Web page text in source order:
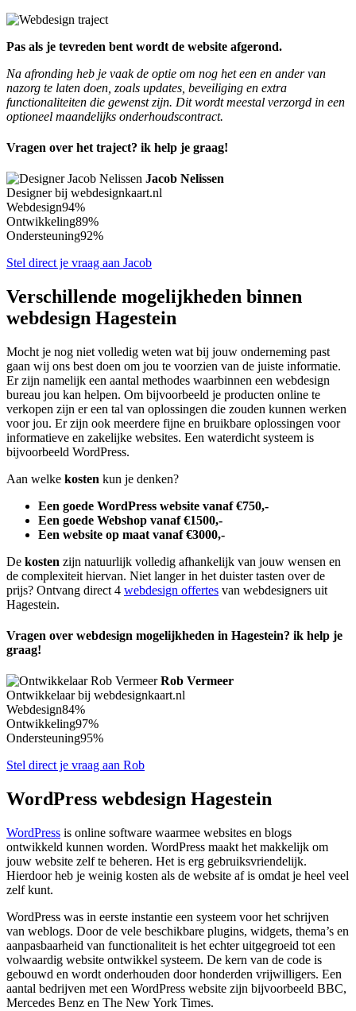
Pas als je tevreden bent wordt de website afgerond.
Na afronding heb je vaak de optie om nog het een en ander van
nazorg te laten doen, zoals updates, beveiliging en extra
functionaliteiten die gewenst zijn. Dit wordt meestal verzorgd in een
optioneel maandelijks onderhoudscontract.
Vragen over het traject? ik help je graag!
Jacob Nelissen
Designer bij webdesignkaart.nl
Webdesign94%
Ontwikkeling89%
Ondersteuning92%
Stel direct je vraag aan Jacob
Verschillende mogelijkheden binnen
webdesign Hagestein
Mocht je nog niet volledig weten wat bij jouw onderneming past
gaan wij ons best doen om jou te voorzien van de juiste informatie.
Er zijn namelijk een aantal methodes waarbinnen een webdesign
bureau jou kan helpen. Om bijvoorbeeld je producten online te
verkopen zijn er een tal van oplossingen die zouden kunnen werken
voor jou. Er zijn ook meerdere fijne en bruikbare oplossingen voor
informatieve en zakelijke websites. Een waterdicht systeem is
bijvoorbeeld WordPress.
Aan welke kosten kun je denken?
Een goede WordPress website vanaf €750,-
Een goede Webshop vanaf €1500,-
Een website op maat vanaf €3000,-
De kosten zijn natuurlijk volledig afhankelijk van jouw wensen en
de complexiteit hiervan. Niet langer in het duister tasten over de
prijs? Ontvang direct 4 webdesign offertes van webdesigners uit
Hagestein.
Vragen over webdesign mogelijkheden in Hagestein? ik help je
graag!
Rob Vermeer
Ontwikkelaar bij webdesignkaart.nl
Webdesign84%
Ontwikkeling97%
Ondersteuning95%
Stel direct je vraag aan Rob
WordPress webdesign Hagestein
WordPress is online software waarmee websites en blogs
ontwikkeld kunnen worden. WordPress maakt het makkelijk om
jouw website zelf te beheren. Het is erg gebruiksvriendelijk.
Hierdoor heb je weinig kosten als de website af is omdat je heel veel
zelf kunt.
WordPress was in eerste instantie een systeem voor het schrijven
van weblogs. Door de vele beschikbare plugins, widgets, thema’s en
aanpasbaarheid van functionaliteit is het echter uitgegroeid tot een
volwaardig website ontwikkel systeem. De kern van de code is
gebouwd en wordt onderhouden door honderden vrijwilligers. Een
aantal bedrijven met een WordPress website zijn bijvoorbeeld BBC,
Mercedes Benz en The New York Times.